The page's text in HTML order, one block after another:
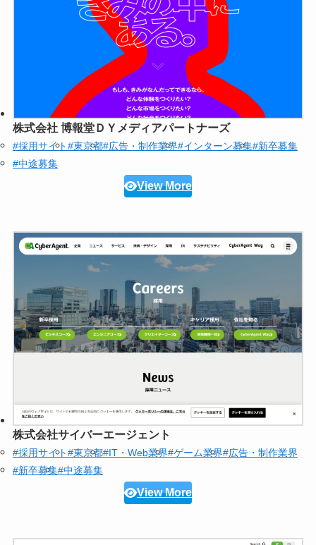
株式会社 博報堂ＤＹメディアパートナーズ
#採用サイト#東京都#広告・制作業界#インターン募集#新卒募集
#中途募集
View More
株式会社サイバーエージェント
#採用サイト#東京都#IT・Web業界#ゲーム業界#広告・制作業界
#新卒募集#中途募集
View More